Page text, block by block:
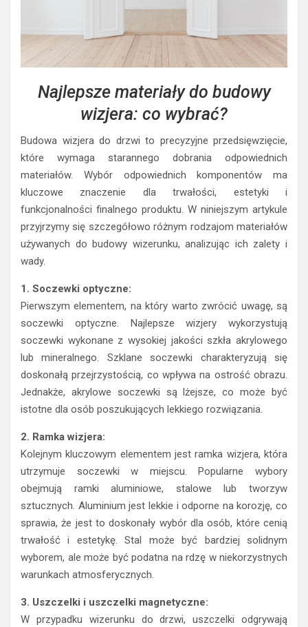
Najlepsze materiały do budowy
wizjera: co wybrać?
Budowa wizjera do drzwi to precyzyjne przedsięwzięcie,
które wymaga starannego dobrania odpowiednich
materiałów. Wybór odpowiednich komponentów ma
kluczowe znaczenie dla trwałości, estetyki i
funkcjonalności finalnego produktu. W niniejszym artykule
przyjrzymy się szczegółowo różnym rodzajom materiałów
używanych do budowy wizerunku, analizując ich zalety i
wady.
1. Soczewki optyczne:
Pierwszym elementem, na który warto zwrócić uwagę, są
soczewki optyczne. Najlepsze wizjery wykorzystują
soczewki wykonane z wysokiej jakości szkła akrylowego
lub mineralnego. Szklane soczewki charakteryzują się
doskonałą przejrzystością, co wpływa na ostrość obrazu.
Jednakże, akrylowe soczewki są lżejsze, co może być
istotne dla osób poszukujących lekkiego rozwiązania.
2. Ramka wizjera:
Kolejnym kluczowym elementem jest ramka wizjera, która
utrzymuje soczewki w miejscu. Popularne wybory
obejmują ramki aluminiowe, stalowe lub tworzyw
sztucznych. Aluminium jest lekkie i odporne na korozję, co
sprawia, że ​​jest to doskonały wybór dla osób, które cenią
trwałość i estetykę. Stal może być bardziej solidnym
wyborem, ale może być podatna na rdzę w niekorzystnych
warunkach atmosferycznych.
3. Uszczelki i uszczelki magnetyczne:
W przypadku wizerunku do drzwi, uszczelki odgrywają